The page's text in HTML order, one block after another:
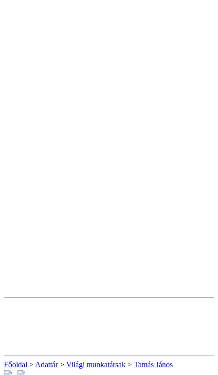
Főoldal > Adattár> Világi munkatársak > Tamás János